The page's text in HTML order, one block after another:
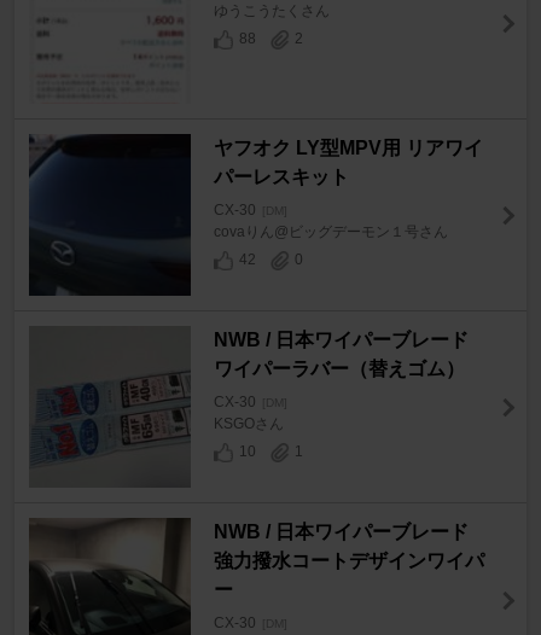
ゆうこうたくさん
88
2
ヤフオク LY型MPV用 リアワイ
パーレスキット
CX-30
covaりん@ビッグデーモン１号さん
42
0
NWB / 日本ワイパーブレード
ワイパーラバー（替えゴム）
CX-30
KSGOさん
10
1
NWB / 日本ワイパーブレード
強力撥水コートデザインワイパ
ー
CX-30